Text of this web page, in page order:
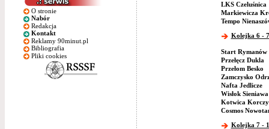
O stronie
Nabór
Redakcja
Kontakt
Reklamy 90minut.pl
Bibliografia
Pliki cookies
LKS Czeluśnica
Markiewicza
Tempo
Kolejka 6 -
Start Rymanów
Przełęcz Dukla
Przełom Besko
Zamczysko
Nafta Jedlicze
Wisłok Sieniawa
Kotwica
Cosmos
Kolejka 7 -